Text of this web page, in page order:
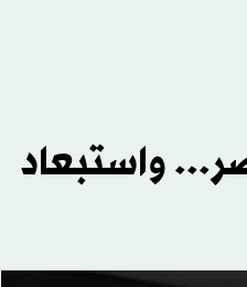
لمصر... واستبعاد